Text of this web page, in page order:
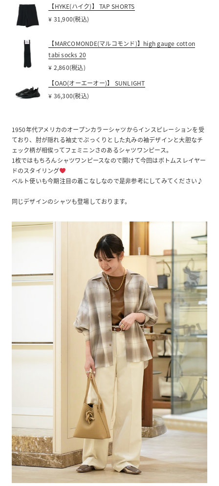
【HYKE(ハイク)】 TAP SHORTS
¥ 31,900(税込)
【MARCOMONDE(マルコモンド)】high gauge cotton
tabi socks 20
¥ 2,860(税込)
【OAO(オーエーオー)】 SUNLIGHT
¥ 36,300(税込)
1950年代アメリカのオープンカラーシャツからインスピレーションを受
ており、肘が隠れる袖丈でぷっくりとした丸みの袖デザインと大胆なチ
ェック柄が相俟ってフェミニンさのあるシャツワンピース。
1枚ではもちろんシャツワンピースなので開けて今回はボトムスレイヤー
ドのスタイリング
ベルト使いも今期注目の着こなしなので是非参考にしてみてください♪
同じデザインのシャツも登場しております。